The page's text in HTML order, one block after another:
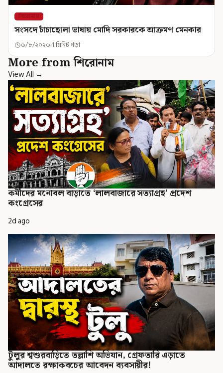
শিরোনাম
সংসদে চাঁচাছোলা ভাষায় মোদি সরকারকে আক্রমণ মেনকার
৬/৮/২০২৬ 1 মিনিট পড়া
More from শিরোনাম
View All →
কর্মীদের মনোবল বাড়াতে ‘লালবাজারে সত্যাগ্রহ’ প্রদেশ
কংগ্রেসের
2d ago
টুলুর শ্বশুরবাড়িতে তল্লাশি অভিযান, গ্রেফতারি এড়াতে
আদালতে রক্ষাকবচের আবেদন ব্যবসায়ীর!